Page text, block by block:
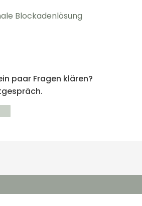
Blockadenlösung
paar Fragen klären?